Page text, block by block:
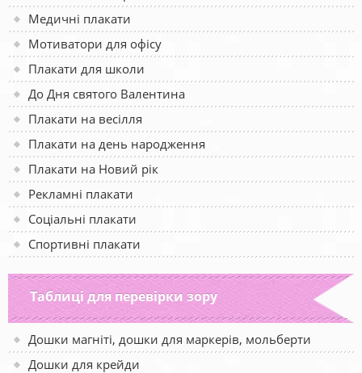
Медичні плакати
Мотиватори для офісу
Плакати для школи
До Дня святого Валентина
Плакати на весілля
Плакати на день народження
Плакати на Новий рік
Рекламні плакати
Соціальні плакати
Спортивні плакати
Таблиці для перевірки зору
Дошки магніті, дошки для маркерів, мольберти
Дошки для крейди